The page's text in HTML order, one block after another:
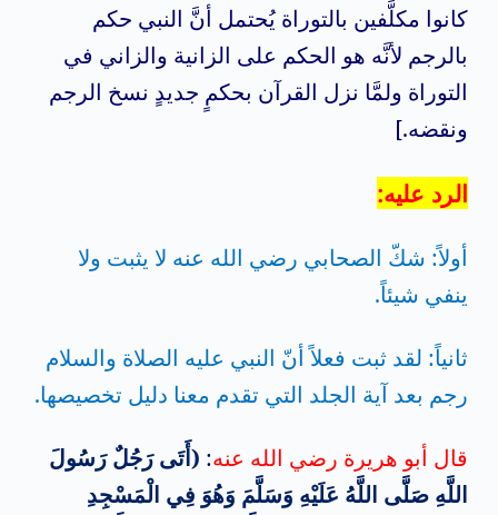
كانوا مكلَّفين بالتوراة يُحتمل أنَّ النبي حكم
بالرجم لأنَّه هو الحكم على الزانية والزاني في
التوراة ولمَّا نزل القرآن بحكمٍ جديدٍ نسخ الرجم
ونقضه.]
الرد عليه:
أولاً: شكّ الصحابي رضي الله عنه لا يثبت ولا
ينفي شيئاً.
ثانياً: لقد ثبت فعلاً أنّ النبي عليه الصلاة والسلام
رجم بعد آية الجلد التي تقدم معنا دليل تخصيصها.
قال أبو هريرة رضي الله عنه: (أَتَى رَجُلٌ رَسُولَ
اللَّهِ صَلَّى اللَّهُ عَلَيْهِ وَسَلَّمَ وَهُوَ فِي الْمَسْجِدِ